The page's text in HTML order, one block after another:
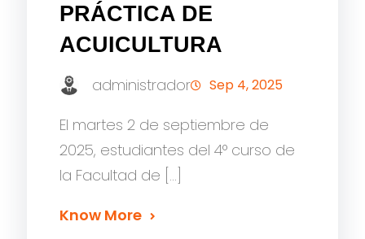
PRÁCTICA DE
ACUICULTURA
administrador Sep 4, 2025
El martes 2 de septiembre de
2025, estudiantes del 4° curso de
la Facultad de […]
Know More